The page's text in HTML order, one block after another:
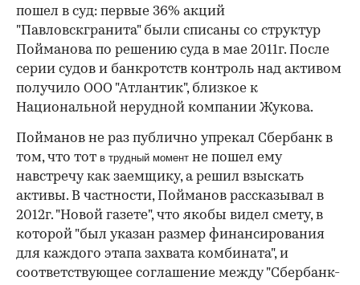
пошел в суд: первые 36% акций
"Павловскгранита" были списаны со структур
Пойманова по решению суда в мае 2011г. После
серии судов и банкротств контроль над активом
получило ООО "Атлантик", близкое к
Национальной нерудной компании Жукова.
Пойманов не раз публично упрекал Сбербанк в
том, что тот в трудный момент не пошел ему
навстречу как заемщику, а решил взыскать
активы. В частности, Пойманов рассказывал в
2012г. "Новой газете", что якобы видел смету, в
которой "был указан размер финансирования
для каждого этапа захвата комбината", и
соответствующее соглашение между "Сбербанк-